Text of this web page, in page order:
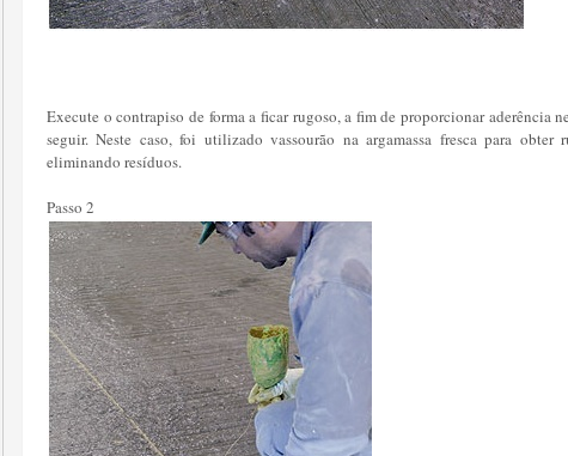
Execute o contrapiso de forma a ficar rugoso, a fim de proporcionar aderência
seguir. Neste caso, foi utilizado vassourão na argamassa fresca para
eliminando resíduos.
Passo 2